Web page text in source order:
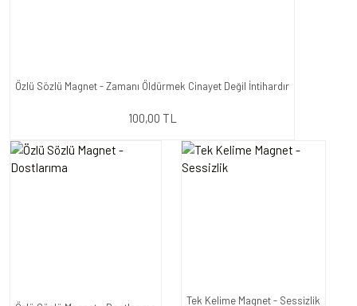
Özlü Sözlü Magnet - Zamanı Öldürmek Cinayet Değil İntihardır
100,00 TL
Tek Kelime Magnet - Sessizlik